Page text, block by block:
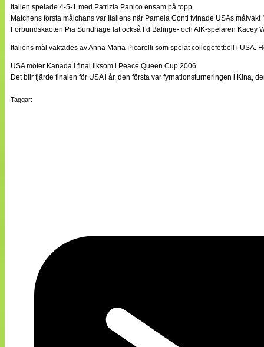
Cuper
Medlemsbilder
Till klubbkassan
Split vision
Annonsera
Italien spelade 4-5-1 med Patrizia Panico ensam på topp.
Matchens första målchans var Italiens när Pamela Conti tvinade USAs
Förbundskaoten Pia Sundhage lät också f d Bälinge- och AIK-spelaren
Italiens mål vaktades av Anna Maria Picarelli som spelat collegefotboll i USA.
USA möter Kanada i final liksom i Peace Queen Cup 2006.
Det blir fjärde finalen för USA i år, den första var fyrnationsturneringen i Kina,
Taggar: